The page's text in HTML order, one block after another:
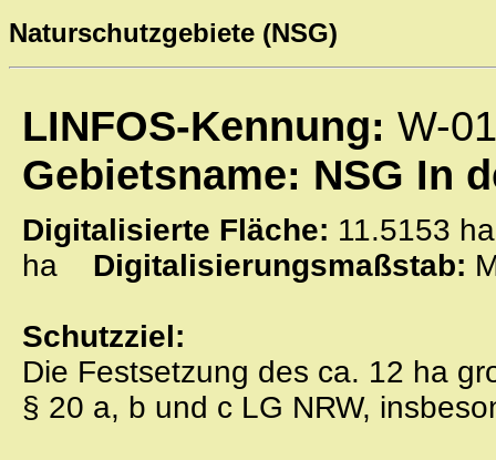
Naturschutzgebiete (NSG)
LINFOS-Kennung: W-
Gebietsname: NSG In
Digitalisierte Fläche: 11.5153
ha Digitalisierungsmaßstab:
Schutzziel:
Die Festsetzung des ca. 12 ha
§ 20 a, b und c LG NRW,